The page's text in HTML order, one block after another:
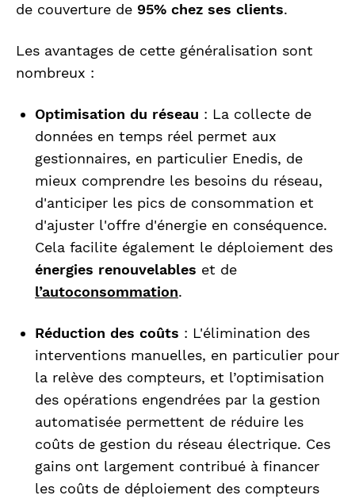
de couverture de 95% chez ses clients.
Les avantages de cette généralisation sont
nombreux :
Optimisation du réseau : La collecte de
données en temps réel permet aux
gestionnaires, en particulier Enedis, de
mieux comprendre les besoins du réseau,
d'anticiper les pics de consommation et
d'ajuster l'offre d'énergie en conséquence.
Cela facilite également le déploiement des
énergies renouvelables et de
l’autoconsommation.
Réduction des coûts : L'élimination des
interventions manuelles, en particulier pour
la relève des compteurs, et l’optimisation
des opérations engendrées par la gestion
automatisée permettent de réduire les
coûts de gestion du réseau électrique. Ces
gains ont largement contribué à financer
les coûts de déploiement des compteurs